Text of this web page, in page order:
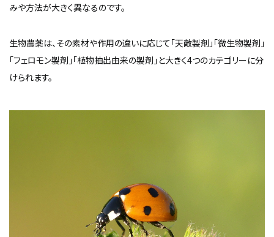
みや方法が大きく異なるのです。
生物農薬は、その素材や作用の違いに応じて「天敵製剤」「微生物製剤」
「フェロモン製剤」「植物抽出由来の製剤」と大きく4つのカテゴリーに分
けられます。